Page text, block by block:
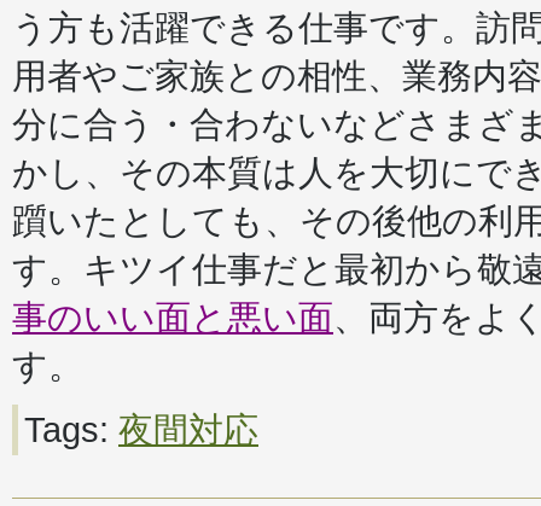
う方も活躍できる仕事です。訪
用者やご家族との相性、業務内
分に合う・合わないなどさまざ
かし、その本質は人を大切にで
躓いたとしても、その後他の利
す。キツイ仕事だと最初から敬
事のいい面と悪い面、両方をよ
す。
Tags: 夜間対応